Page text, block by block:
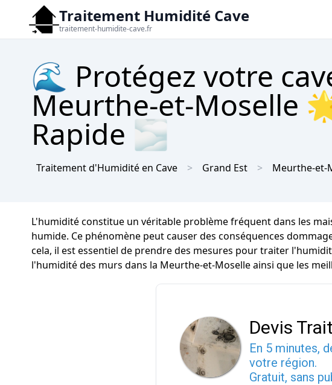
Traitement Humidité Cave
traitement-humidite-cave.fr
🌊 Protégez votre
Meurthe-et-Moselle
Rapide 🌫
Traitement d'Humidité en Cave Grand Est Meurthe-et-
L'humidité constitue un véritable problème fréquent dans les
humide. Ce phénomène peut causer des conséquences
cela, il est essentiel de prendre des mesures pour traiter
l'humidité des murs dans la Meurthe-et-Moselle ainsi que les
Devis
En 5 minutes,
votre région.
Gratuit, sans